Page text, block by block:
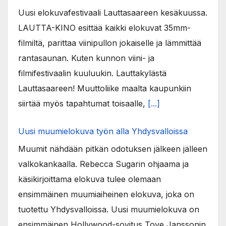
Uusi elokuvafestivaali Lauttasaareen kesäkuussa.
LAUTTA-KINO esittää kaikki elokuvat 35mm-
filmiltä, parittaa viinipullon jokaiselle ja lämmittää
rantasaunan. Kuten kunnon viini- ja
filmifestivaalin kuuluukin. Lauttakylästä
Lauttasaareen! Muuttoliike maalta kaupunkiin
siirtää myös tapahtumat toisaalle, [...]
Uusi muumielokuva työn alla Yhdysvalloissa
Muumit nähdään pitkän odotuksen jälkeen jälleen
valkokankaalla. Rebecca Sugarin ohjaama ja
käsikirjoittama elokuva tulee olemaan
ensimmäinen muumiaiheinen elokuva, joka on
tuotettu Yhdysvalloissa. Uusi muumielokuva on